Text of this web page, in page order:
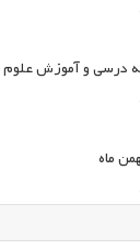
درسی و آموزش علوم